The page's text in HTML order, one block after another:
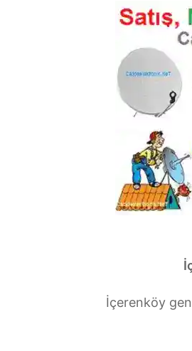
İçerenköy